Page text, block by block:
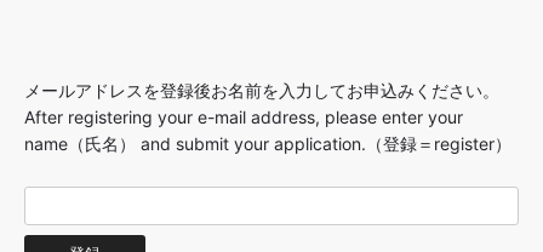
メールアドレスを登録後お名前を入力してお申込みください。
After registering your e-mail address, please enter your
name（氏名） and submit your application.（登録＝register）